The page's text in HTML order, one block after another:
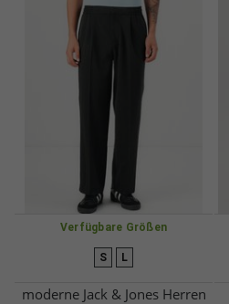
Verfügbare Größen
S L
moderne Jack & Jones Herren